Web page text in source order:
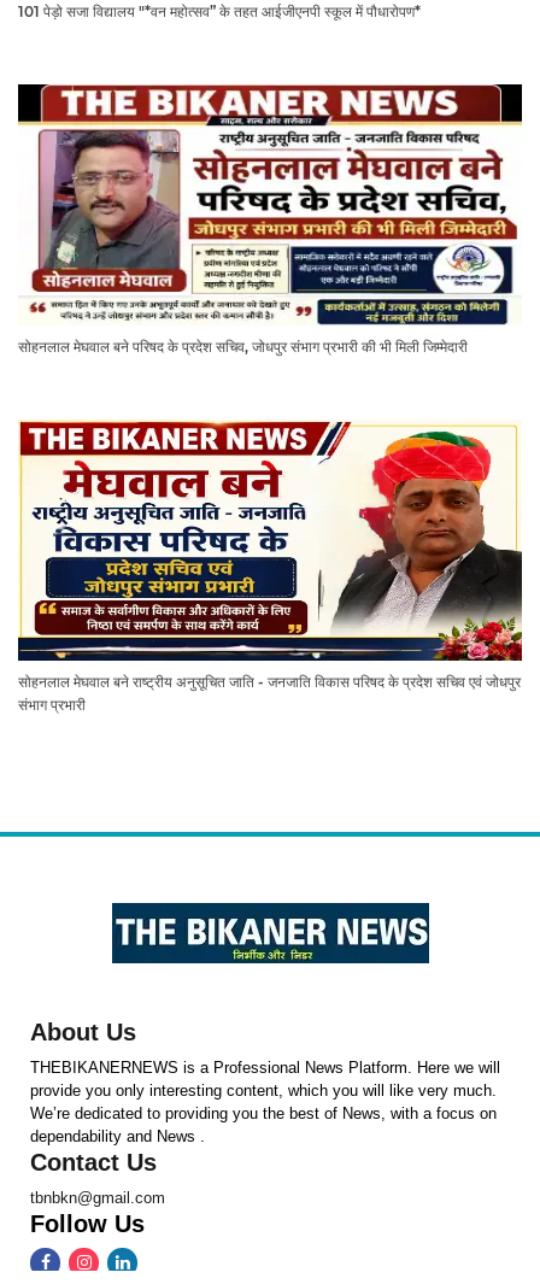
101 पेड़ो सजा विद्यालय "*वन महोत्सव” के तहत आईजीएनपी स्कूल में पौधारोपण*
सोहनलाल मेघवाल बने परिषद के प्रदेश सचिव, जोधपुर संभाग प्रभारी की भी मिली जिम्मेदारी
सोहनलाल मेघवाल बने राष्ट्रीय अनुसूचित जाति - जनजाति विकास परिषद के प्रदेश सचिव एवं जोधपुर
संभाग प्रभारी
About Us
THEBIKANERNEWS is a Professional News Platform. Here we will
provide you only interesting content, which you will like very much.
We’re dedicated to providing you the best of News, with a focus on
dependability and News .
Contact Us
tbnbkn@gmail.com
Follow Us